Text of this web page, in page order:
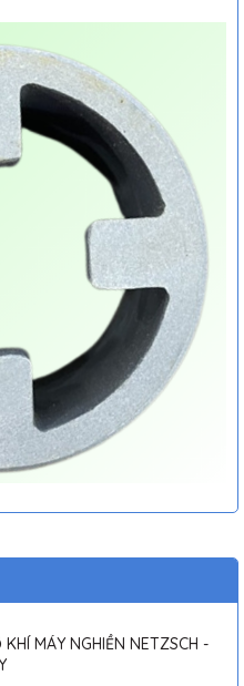
KHÍ MÁY NGHIỀN NETZSCH -